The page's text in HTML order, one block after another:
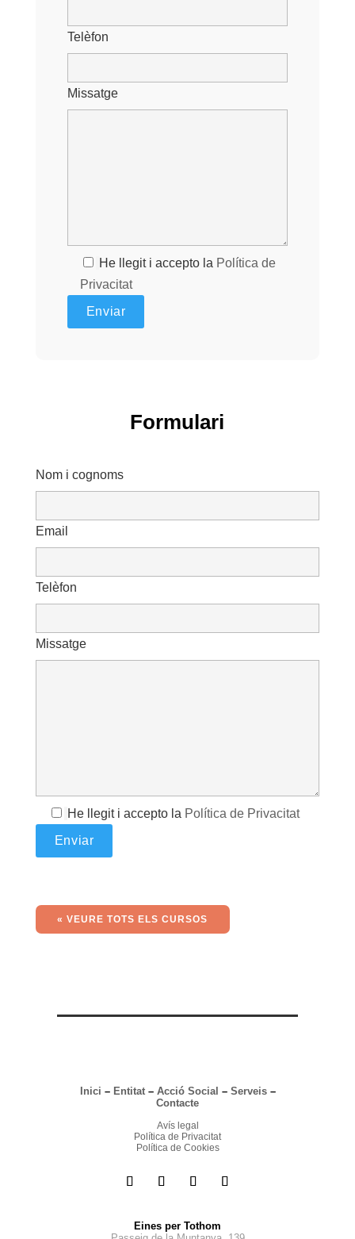
Telèfon
Missatge
He llegit i accepto la Política de
Privacitat
Formulari
Nom i cognoms
Email
Telèfon
Missatge
He llegit i accepto la Política de Privacitat
« VEURE TOTS ELS CURSOS
Inici – Entitat– Acció Social – Serveis–
Contacte
Avís legal
Política de Privacitat
Política de Cookies
Eines per Tothom